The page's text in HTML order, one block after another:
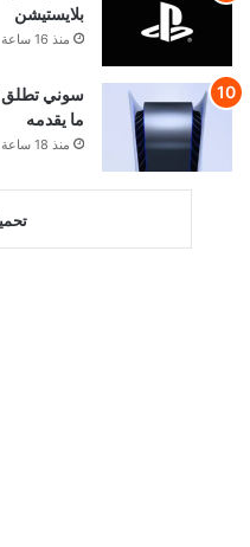
بلايستيشن
منذ 16 ساعة
ما يقدمه
منذ 18 ساعة